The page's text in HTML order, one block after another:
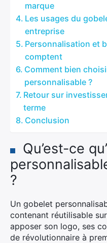
marque
Les usages du
entreprise
Personnalisation et
comptent
Comment bien
personnalisable ?
Retour sur
terme
Conclusion
Qu’est-ce
?
Un gobelet
contenant réutilisable
apposer son logo, ses
de révolutionnaire à